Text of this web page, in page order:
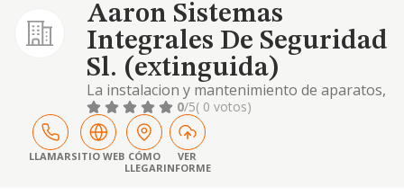
Aaron Sistemas
Integrales De Seguridad
Sl. (extinguida)
La instalacion y mantenimiento de aparatos,
dispositivos y sistemas de seguridad, unica y
exclusivamente en el ambito territorial de la
comunidad autonoma de madrid
0/5( 0 votos)
LLAMARSITIO WEB CÓMO
LLEGAR
VER
INFORME